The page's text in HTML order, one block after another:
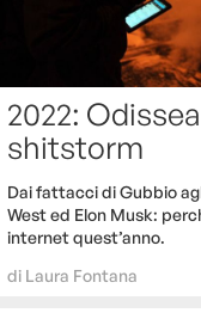
2022:
shitstorm
Dai fattacci di Gubbio
West ed Elon Musk:
internet quest’anno.
di Laura Fontana